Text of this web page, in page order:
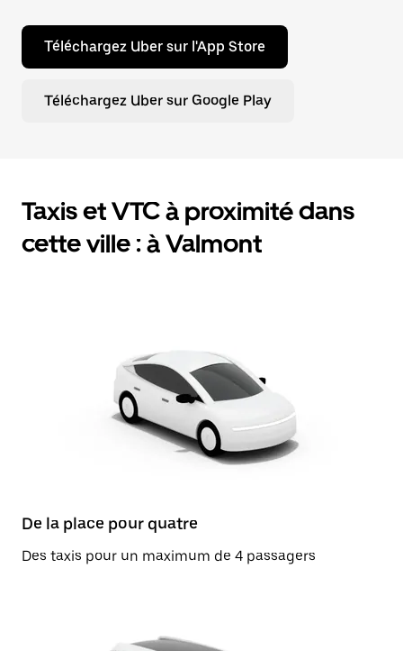
Téléchargez Uber sur l'App Store
Téléchargez Uber sur Google Play
Taxis et VTC à proximité dans
cette ville : à Valmont
De la place pour quatre
Des taxis pour un maximum de 4 passagers